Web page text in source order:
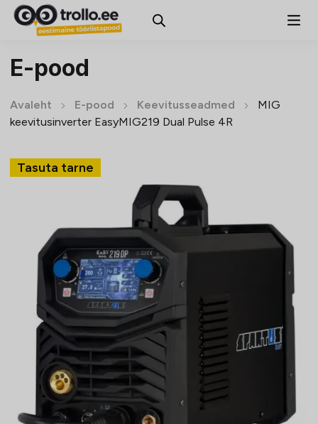
E-pood
Avaleht E-pood Keevitusseadmed
MIG
keevitusinverter EasyMIG219 Dual Pulse 4R
Tasuta tarne